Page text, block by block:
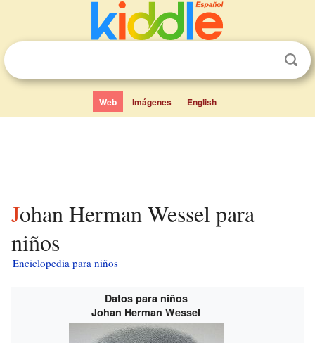
Web Imágenes English
Johan Herman Wessel para
niños
Enciclopedia para niños
Datos para niños
Johan Herman Wessel